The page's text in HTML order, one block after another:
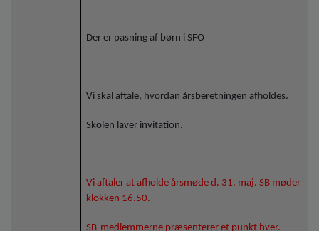
Der er pasning af børn i SFO
Vi skal aftale, hvordan årsberetningen afholdes.
Skolen laver invitation.
Vi aftaler at afholde årsmøde d. 31. maj. SB møder
klokken 16.50.
SB-medlemmerne præsenterer et punkt hver.